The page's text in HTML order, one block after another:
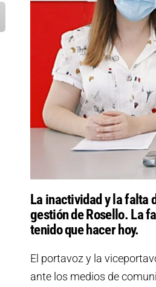
La inactividad y la falta
gestión de Rosello. La
tenido que hacer hoy.
El portavoz y la
ante los medios de